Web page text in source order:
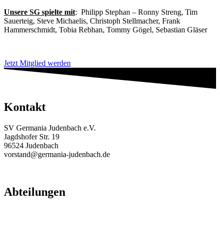
Unsere SG spielte mit: Philipp Stephan – Ronny Streng, Tim
Sauerteig, Steve Michaelis, Christoph Stellmacher, Frank
Hammerschmidt, Tobia Rebhan, Tommy Gögel, Sebastian Gläser
Jetzt Mitglied werden
Kontakt
SV Germania Judenbach e.V.
Jagdshofer Str. 19
96524 Judenbach
vorstand@germania-judenbach.de
Abteilungen